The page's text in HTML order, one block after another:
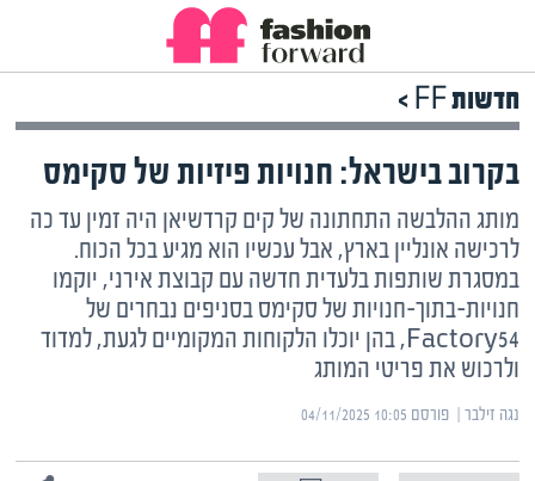
חדשות FF >
בקרוב בישראל: חנויות פיזיות של סקימס
מותג ההלבשה התחתונה של קים קרדשיאן היה זמין עד כה
לרכישה אונליין בארץ, אבל עכשיו הוא מגיע בכל הכוח.
במסגרת שותפות בלעדית חדשה עם קבוצת אירני, יוקמו
חנויות-בתוך-חנויות של סקימס בסניפים נבחרים של
Factory54, בהן יוכלו הלקוחות המקומיים לגעת, למדוד
ולרכוש את פריטי המותג
נגה זילבר | ‏פורסם ‎04/11/2025 10:05